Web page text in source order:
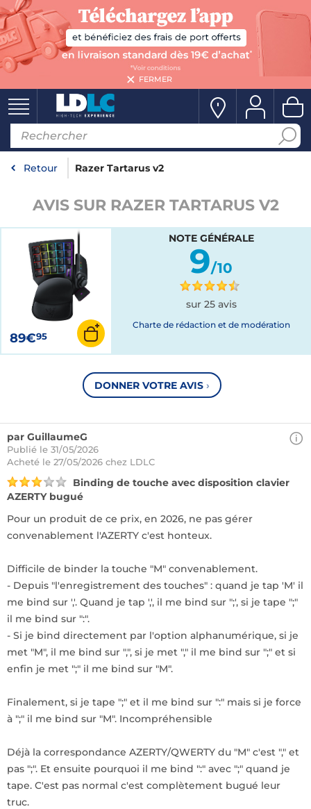
FERMER
Retour Razer Tartarus v2
AVIS SUR RAZER TARTARUS V2
89€95
NOTE GÉNÉRALE
9/10
sur 25 avis
Charte de rédaction et de modération
DONNER VOTRE AVIS ›
par GuillaumeG
Publié le 31/05/2026
Acheté le 27/05/2026 chez LDLC
Binding de touche avec disposition clavier
AZERTY bugué
Pour un produit de ce prix, en 2026, ne pas gérer
convenablement l'AZERTY c'est honteux.
Difficile de binder la touche "M" convenablement.
- Depuis "l'enregistrement des touches" : quand je tap 'M' il
me bind sur ','. Quand je tap ',', il me bind sur ";', si je tape ";"
il me bind sur ":".
- Si je bind directement par l'option alphanumérique, si je
met "M", il me bind sur ",", si je met "," il me bind sur ";" et si
enfin je met ";" il me bind sur "M".
Finalement, si je tape ";" et il me bind sur ":" mais si je force
à ";" il me bind sur "M". Incompréhensible
Déjà la correspondance AZERTY/QWERTY du "M" c'est "," et
pas ";". Et ensuite pourquoi il me bind ":" avec ";" quand je
tape. C'est pas normal c'est complètement bugué leur
truc.